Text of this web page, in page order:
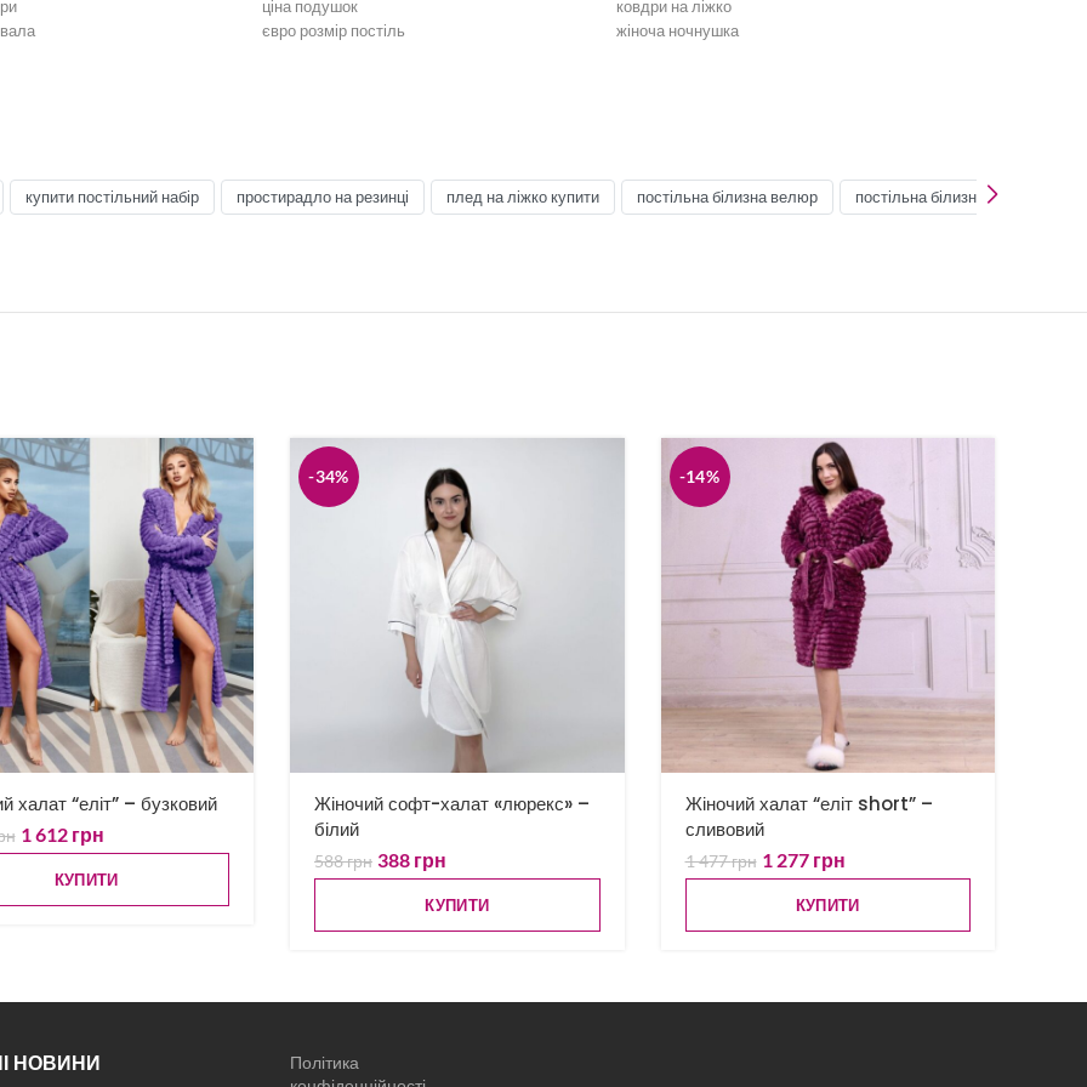
ціна подушок
ковдри на ліжко
євро розмір постіль
жіноча ночнушка
Постіль євро розмір
Постіль сімейна
Сатин Постіль італійський Сатин
Постіль Креп-Сатин
купити постільний набір простирадло на резинці плед на ліжко купити постільна білизна велюр постільна білизна купити бязь
халат “еліт” – бузковий
1 612 грн
КУПИТИ
-34%
Жіночий софт-халат «люрекс» –
білий
588грн 388 грн
КУПИТИ
-14%
Жіночий халат “еліт short” –
сливовий
1 477грн 1 277 грн
КУПИТИ
НОВИНИ
Політика